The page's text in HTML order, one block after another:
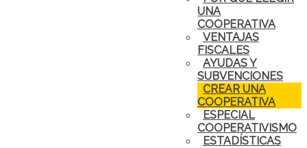
UNA
COOPERATIVA
VENTAJAS
FISCALES
AYUDAS Y
SUBVENCIONES
CREAR UNA
COOPERATIVA
ESPECIAL
COOPERATIVISMO
ESTADÍSTICAS